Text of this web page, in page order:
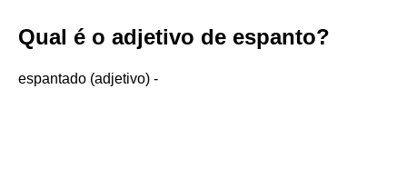
Qual é o adjetivo de espanto?
espantado (adjetivo) -